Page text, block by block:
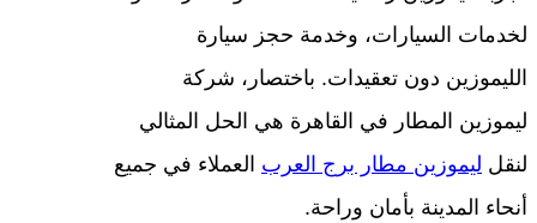
لخدمات السيارات، وخدمة حجز سيارة
الليموزين دون تعقيدات. باختصار، شركة
ليموزين المطار في القاهرة هي الحل المثالي
لنقل ليموزين مطار برج العرب العملاء في جميع
أنحاء المدينة بأمان وراحة.